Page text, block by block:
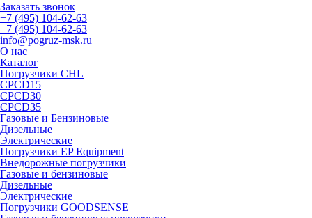
Заказать звонок
+7 (495) 104-62-63
+7 (495) 104-62-63
info@pogruz-msk.ru
О нас
Каталог
Погрузчики CHL
CPCD15
CPCD30
CPCD35
Газовые и Бензиновые
Дизельные
Электрические
Погрузчики EP Equipment
Внедорожные погрузчики
Газовые и бензиновые
Дизельные
Электрические
Погрузчики GOODSENSE